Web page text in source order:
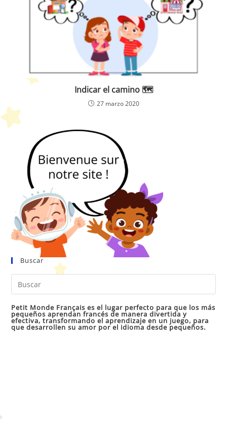
Indicar el camino 🗺️
27 marzo 2020
Buscar
Petit Monde Français es el lugar perfecto para que los más
pequeños aprendan francés de manera divertida y
efectiva, transformando el aprendizaje en un juego, para
que desarrollen su amor por el idioma desde pequeños.